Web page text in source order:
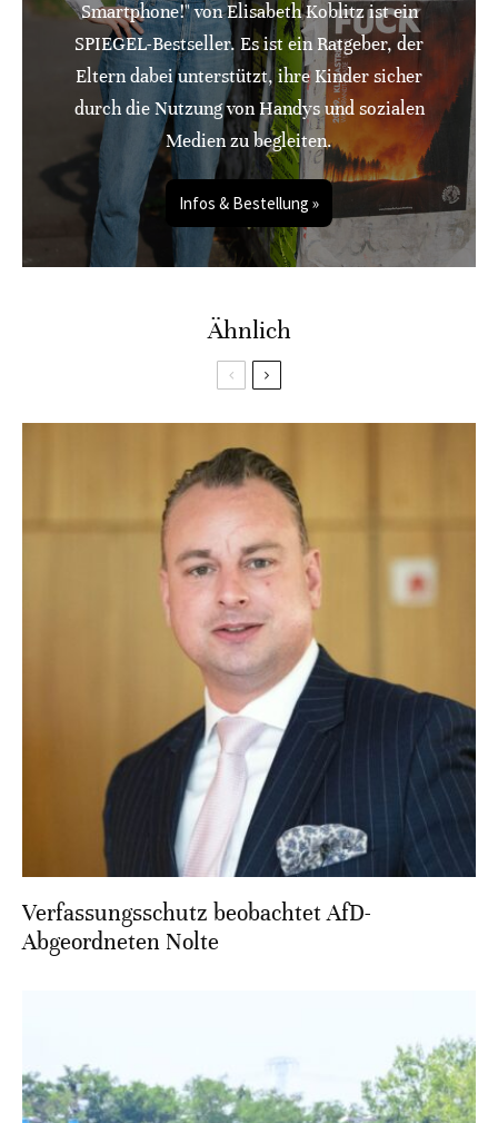
Smartphone!" von Elisabeth Koblitz ist ein
SPIEGEL-Bestseller. Es ist ein Ratgeber, der
Eltern dabei unterstützt, ihre Kinder sicher
durch die Nutzung von Handys und sozialen
Medien zu begleiten.
Infos & Bestellung »
Ähnlich
Verfassungsschutz beobachtet AfD-
Abgeordneten Nolte